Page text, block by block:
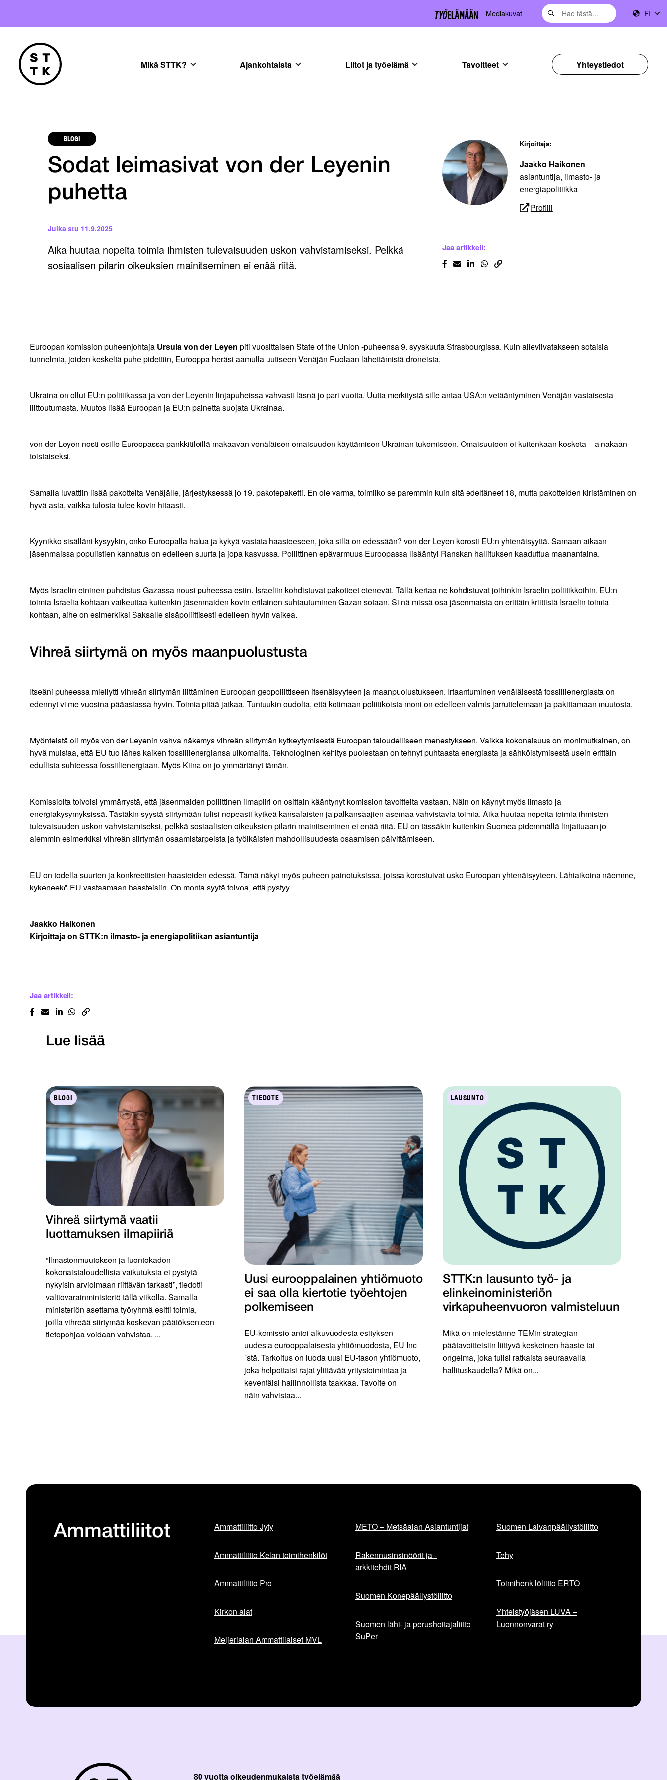
Mediakuvat FI
Mikä STTK? Ajankohtaista Liitot ja työelämä Tavoitteet Yhteystiedot
BLOGI
Sodat leimasivat von der Leyenin
puhetta
Julkaistu 11.9.2025
Kirjoittaja:
Jaakko Haikonen
asiantuntija, ilmasto- ja
energiapolitiikka
Profiili
Aika huutaa nopeita toimia ihmisten tulevaisuuden uskon vahvistamiseksi. Pelkkä
sosiaalisen pilarin oikeuksien mainitseminen ei enää riitä.
Jaa artikkeli:
Euroopan komission puheenjohtaja Ursula von der Leyen piti vuosittaisen State of the Union -puheensa 9. syyskuuta Strasbourgissa. Kuin alleviivatakseen sotaisia
tunnelmia, joiden keskeltä puhe pidettiin, Eurooppa heräsi aamulla uutiseen Venäjän Puolaan lähettämistä droneista.
Ukraina on ollut EU:n politiikassa ja von der Leyenin linjapuheissa vahvasti läsnä jo pari vuotta. Uutta merkitystä sille antaa USA:n vetääntyminen Venäjän vastaisesta
liittoutumasta. Muutos lisää Euroopan ja EU:n painetta suojata Ukrainaa.
von der Leyen nosti esille Euroopassa pankkitileillä makaavan venäläisen omaisuuden käyttämisen Ukrainan tukemiseen. Omaisuuteen ei kuitenkaan kosketa – ainakaan
toistaiseksi.
Samalla luvattiin lisää pakotteita Venäjälle, järjestyksessä jo 19. pakotepaketti. En ole varma, toimiiko se paremmin kuin sitä edeltäneet 18, mutta pakotteiden kiristäminen on
hyvä asia, vaikka tulosta tulee kovin hitaasti.
Kyynikko sisälläni kysyykin, onko Euroopalla halua ja kykyä vastata haasteeseen, joka sillä on edessään? von der Leyen korosti EU:n yhtenäisyyttä. Samaan aikaan
jäsenmaissa populistien kannatus on edelleen suurta ja jopa kasvussa. Poliittinen epävarmuus Euroopassa lisääntyi Ranskan hallituksen kaaduttua maanantaina.
Myös Israelin etninen puhdistus Gazassa nousi puheessa esiin. Israeliin kohdistuvat pakotteet etenevät. Tällä kertaa ne kohdistuvat joihinkin Israelin poliitikkoihin. EU:n
toimia Israelia kohtaan vaikeuttaa kuitenkin jäsenmaiden kovin erilainen suhtautuminen Gazan sotaan. Siinä missä osa jäsenmaista on erittäin kriittisiä Israelin toimia
kohtaan, aihe on esimerkiksi Saksalle sisäpoliittisesti edelleen hyvin vaikea.
Vihreä siirtymä on myös maanpuolustusta
Itseäni puheessa miellytti vihreän siirtymän liittäminen Euroopan geopoliittiseen itsenäisyyteen ja maanpuolustukseen. Irtaantuminen venäläisestä fossiilienergiasta on
edennyt viime vuosina pääasiassa hyvin. Toimia pitää jatkaa. Tuntuukin oudolta, että kotimaan poliitikoista moni on edelleen valmis jarruttelemaan ja pakittamaan muutosta.
Myönteistä oli myös von der Leyenin vahva näkemys vihreän siirtymän kytkeytymisestä Euroopan taloudelliseen menestykseen. Vaikka kokonaisuus on monimutkainen, on
hyvä muistaa, että EU tuo lähes kaiken fossiilienergiansa ulkomailta. Teknologinen kehitys puolestaan on tehnyt puhtaasta energiasta ja sähköistymisestä usein erittäin
edullista suhteessa fossiilienergiaan. Myös Kiina on jo ymmärtänyt tämän.
Komissiolta toivoisi ymmärrystä, että jäsenmaiden poliittinen ilmapiiri on osittain kääntynyt komission tavoitteita vastaan. Näin on käynyt myös ilmasto ja
energiakysymyksissä. Tästäkin syystä siirtymään tulisi nopeasti kytkeä kansalaisten ja palkansaajien asemaa vahvistavia toimia. Aika huutaa nopeita toimia ihmisten
tulevaisuuden uskon vahvistamiseksi, pelkkä sosiaalisten oikeuksien pilarin mainitseminen ei enää riitä. EU on tässäkin kuitenkin Suomea pidemmällä linjattuaan jo
aiemmin esimerkiksi vihreän siirtymän osaamistarpeista ja työikäisten mahdollisuudesta osaamisen päivittämiseen.
EU on todella suurten ja konkreettisten haasteiden edessä. Tämä näkyi myös puheen painotuksissa, joissa korostuivat usko Euroopan yhtenäisyyteen. Lähiaikoina näemme,
kykeneekö EU vastaamaan haasteisiin. On monta syytä toivoa, että pystyy.
Jaakko Haikonen
Kirjoittaja on STTK:n ilmasto- ja energiapolitiikan asiantuntija
Jaa artikkeli:
Lue lisää
BLOGI
Vihreä siirtymä vaatii
luottamuksen ilmapiiriä
”Ilmastonmuutoksen ja luontokadon
kokonaistaloudellisia vaikutuksia ei pystytä
nykyisin arvioimaan riittävän tarkasti”, tiedotti
valtiovarainministeriö tällä viikolla. Samalla
ministeriön asettama työryhmä esitti toimia,
joilla vihreää siirtymää koskevan päätöksenteon
tietopohjaa voidaan vahvistaa. ...
TIEDOTE
Uusi eurooppalainen yhtiömuoto
ei saa olla kiertotie työ­ehtojen
polkemiseen
EU-komissio antoi alkuvuodesta esityksen
uudesta eurooppalaisesta yhtiömuodosta, EU Inc
´stä. Tarkoitus on luoda uusi EU-tason yhtiömuoto,
joka helpottaisi rajat ylittävää yritystoimintaa ja
keventäisi hallinnollista taakkaa. Tavoite on
näin vahvistaa...
LAUSUNTO
STTK:n lausunto työ- ja
elinkeinoministeriön
virkapuheenvuoron valmisteluun
Mikä on mielestänne TEMin strategian
päätavoitteisiin liittyvä keskeinen haaste tai
ongelma, joka tulisi ratkaista seuraavalla
hallituskaudella? Mikä on...
Ammattiliitot Ammattiliitto Jyty
Ammattiliitto Kelan toimihenkilöt
Ammattiliitto Pro
Kirkon alat
Meijerialan Ammattilaiset MVL
METO – Metsäalan Asiantuntijat
Rakennusinsinöörit ja -
arkkitehdit RIA
Suomen Konepäällystöliitto
Suomen lähi- ja perushoitajaliitto
SuPer
Suomen Laivanpäällystöliitto
Tehy
Toimihenkilöliitto ERTO
Yhteistyöjäsen LUVA –
Luonnonvarat ry
80 vuotta oikeudenmukaista työelämää